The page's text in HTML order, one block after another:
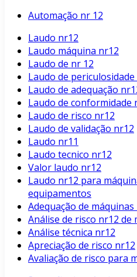
Automação nr 12
Laudo nr12
Laudo máquina nr12
Laudo de nr 12
Laudo de
Laudo de adequação
Laudo de conformidade
Laudo de risco nr12
Laudo de validação nr12
Laudo nr11
Laudo tecnico nr12
Valor laudo nr12
Laudo nr12 para
equipamentos
Adequação de máquinas
Análise de risco nr12 de
Análise técnica nr12
Apreciação de risco nr12
Avaliação de risco para